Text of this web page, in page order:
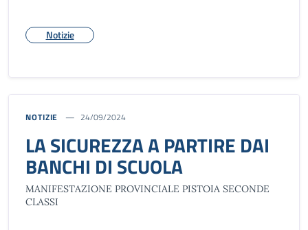
Notizie
NOTIZIE 24/09/2024
LA SICUREZZA A PARTIRE DAI
BANCHI DI SCUOLA
MANIFESTAZIONE PROVINCIALE PISTOIA SECONDE
CLASSI